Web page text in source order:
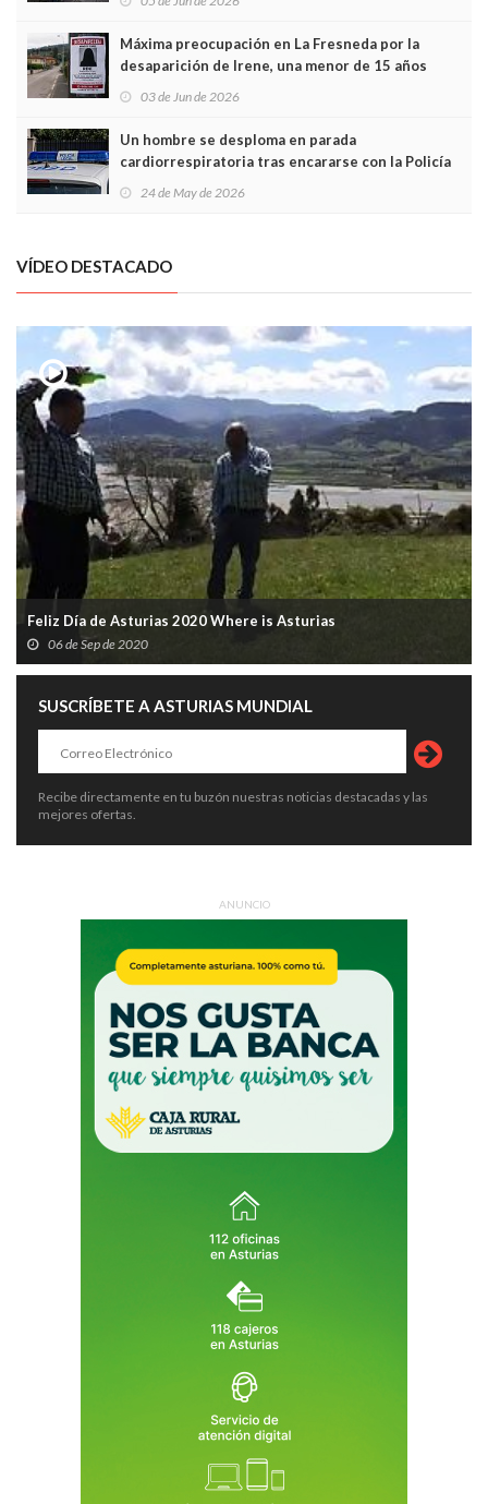
Máxima preocupación en La Fresneda por la
desaparición de Irene, una menor de 15 años
03 de Jun de 2026
Un hombre se desploma en parada
cardiorrespiratoria tras encararse con la Policía
Local en Luanco
24 de May de 2026
VÍDEO DESTACADO
Feliz Día de Asturias 2020 Where is Asturias
06 de Sep de 2020
SUSCRÍBETE A ASTURIAS MUNDIAL
Recibe directamente en tu buzón nuestras noticias destacadas y las
mejores ofertas.
ANUNCIO